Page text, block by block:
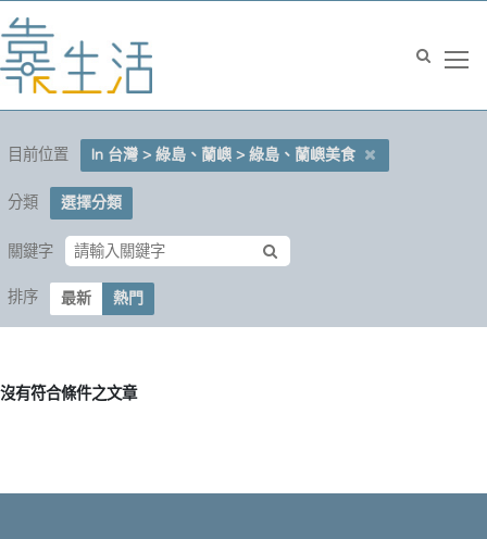
目前位置 In 台灣 > 綠島、蘭嶼 > 綠島、蘭嶼美食
分類 選擇分類
關鍵字
排序 最新 熱門
沒有符合條件之文章